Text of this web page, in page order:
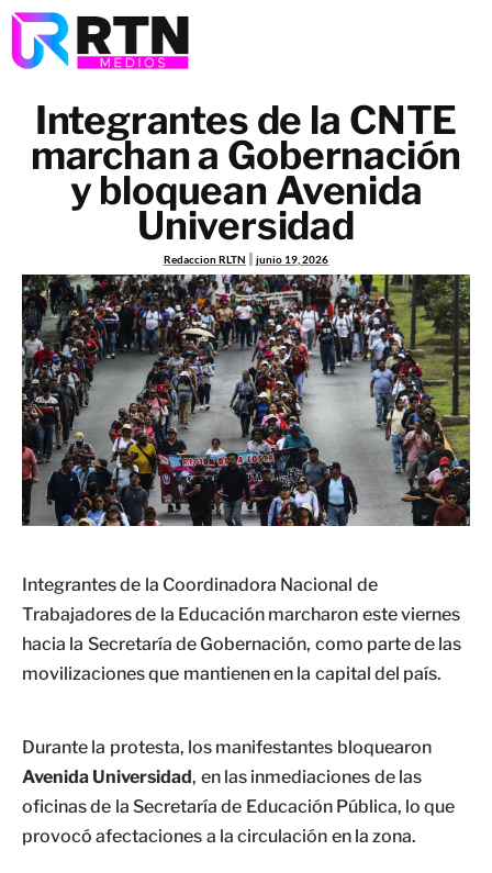
Integrantes de la CNTE
marchan a Gobernación
y bloquean Avenida
Universidad
Redaccion RLTN junio 19, 2026
Integrantes de la Coordinadora Nacional de
Trabajadores de la Educación marcharon este viernes
hacia la Secretaría de Gobernación, como parte de las
movilizaciones que mantienen en la capital del país.
Durante la protesta, los manifestantes bloquearon
Avenida Universidad, en las inmediaciones de las
oficinas de la Secretaría de Educación Pública, lo que
provocó afectaciones a la circulación en la zona.